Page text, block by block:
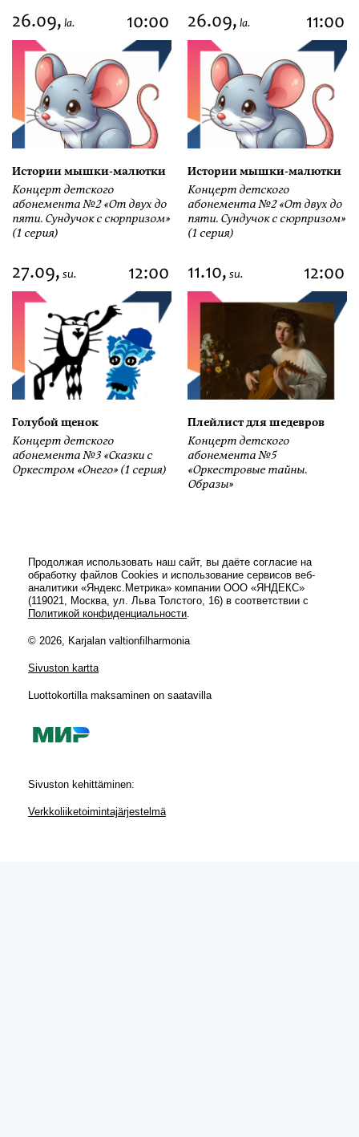
26.09, la. 10:00
Истории мышки-малютки
Концерт детского
абонемента №2 «От двух до
пяти. Сундучок с сюрпризом»
(1 серия)
26.09, la. 11:00
Истории мышки-малютки
Концерт детского
абонемента №2 «От двух до
пяти. Сундучок с сюрпризом»
(1 серия)
27.09, su. 12:00
Голубой щенок
Концерт детского
абонемента №3 «Сказки с
Оркестром «Онего» (1 серия)
11.10, su. 12:00
Плейлист для шедевров
Концерт детского
абонемента №5
«Оркестровые тайны.
Образы»
Продолжая использовать наш сайт, вы даёте согласие на
обработку файлов Cookies и использование сервисов веб-
аналитики «Яндекс.Метрика» компании ООО «ЯНДЕКС»
(119021, Москва, ул. Льва Толстого, 16) в соответствии с
Политикой конфиденциальности.
© 2026, Karjalan valtionfilharmonia
Sivuston kartta
Luottokortilla maksaminen on saatavilla
Sivuston kehittäminen:
Verkkoliiketoimintajärjestelmä